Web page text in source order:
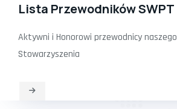
Lista Przewodników SWPT
Aktywni i Honorowi przewodnicy naszego
Stowarzyszenia